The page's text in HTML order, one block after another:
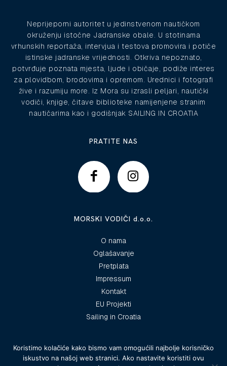
Neprijeporni autoritet u jedinstvenom nautičkom
okruženju istočne Jadranske obale. U stotinama
vrhunskih reportaža, intervjua i testova promovira i potiče
istinske jadranske vrijednosti. Otkriva nepoznato,
potvrđuje poznata mjesta, ljude i običaje, podiže interes
za plovidbom, brodovima i opremom. Urednici i fotografi
žive i razumiju more. Iz Mora su izrasli peljari, nautički
vodiči, knjige, čitave biblioteke namijenjene stranim
nautičarima kao i godišnjak SAILING IN CROATIA
PRATITE NAS
MORSKI VODIČI d.o.o.
O nama
Oglašavanje
Pretplata
Impressum
Kontakt
EU Projekti
Sailing in Croatia
© 2025 Morski vodiči
Koristimo kolačiće kako bismo vam omogućili najbolje korisničko
iskustvo na našoj web stranici. Ako nastavite koristiti ovu